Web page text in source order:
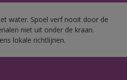
water. Spoel verf nooit door de
niet uit onder de kraan.
lokale richtlijnen.